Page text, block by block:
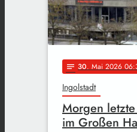
notes 30. Mai 2026
Ingolstadt
Morgen
im Großen